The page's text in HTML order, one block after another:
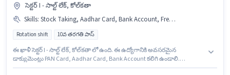
సెక్టర్ I - సాల్ట్ లేక్, కోల్‌కతా
Skills: Stock Taking, Aadhar Card, Bank Account, Freight Forwarding, Order Processing, Packaging and Sorting, Order Picking, PAN Card, Inventory Control
Rotation shift 10వ తరగతి పాస్
ఈ ఖాళీ సెక్టర్ I - సాల్ట్ లేక్, కోల్‌కతా లో ఉంది. ఈ ఉద్యోగానికి అవసరమైన
డాక్యుమెంట్లు PAN Card, Aadhar Card, Bank Account కలిగి ఉండాలి.